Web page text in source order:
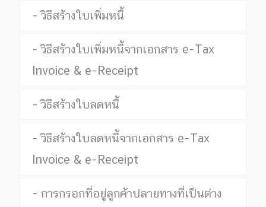
วิธีสร้างใบเพิ่มหนี้
วิธีสร้างใบเพิ่มหนี้จากเอกสาร e-Tax
Invoice & e-Receipt
วิธีสร้างใบลดหนี้
วิธีสร้างใบลดหนี้จากเอกสาร e-Tax
Invoice & e-Receipt
การกรอกที่อยู่ลูกค้าปลายทางที่เป็นต่าง